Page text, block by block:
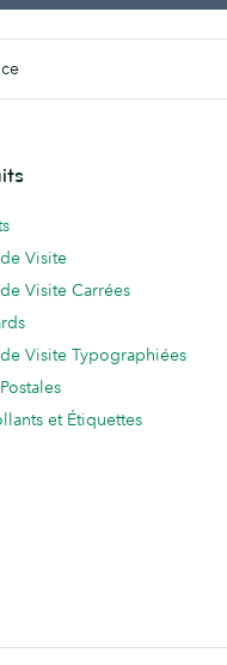
Visite
Visite Carrées
Visite Typographiées
et Étiquettes